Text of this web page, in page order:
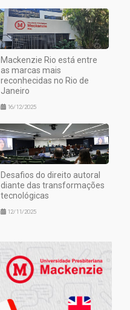
Mackenzie Rio está entre
as marcas mais
reconhecidas no Rio de
Janeiro
16/12/2025
Desafios do direito autoral
diante das transformações
tecnológicas
12/11/2025